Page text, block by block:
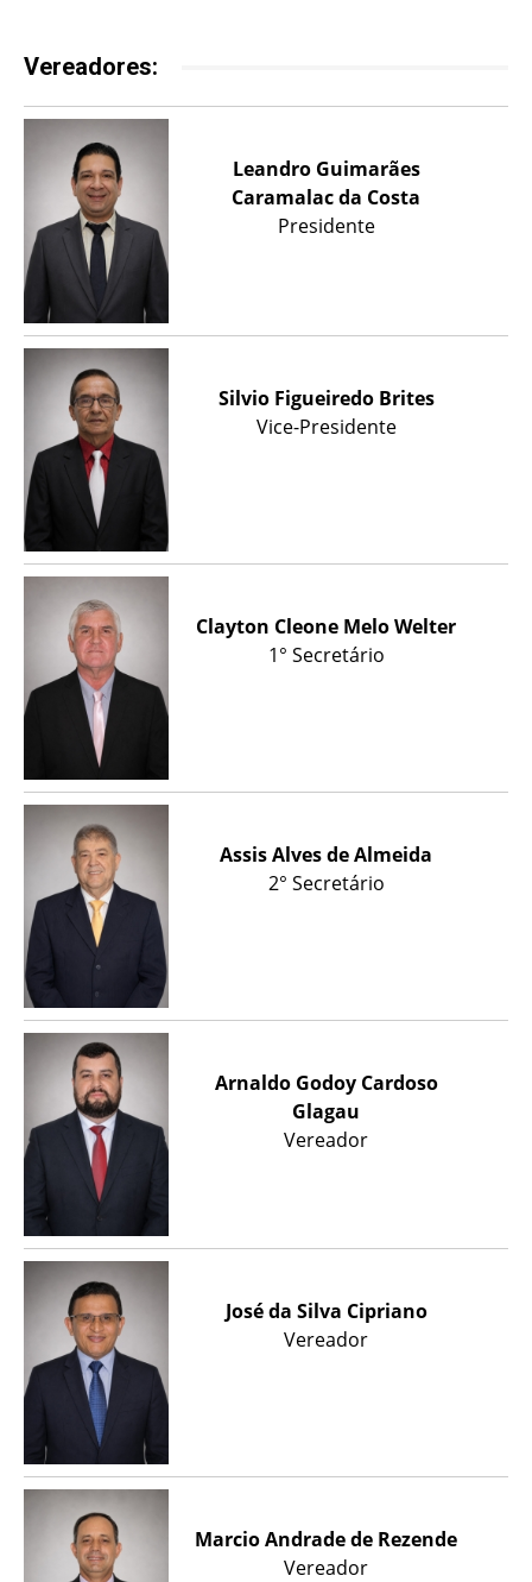
Vereadores:
Leandro Guimarães
Caramalac da Costa
Presidente
Silvio Figueiredo Brites
Vice-Presidente
Clayton Cleone Melo Welter
1° Secretário
Assis Alves de Almeida
2° Secretário
Arnaldo Godoy Cardoso
Glagau
Vereador
José da Silva Cipriano
Vereador
Marcio Andrade de Rezende
Vereador